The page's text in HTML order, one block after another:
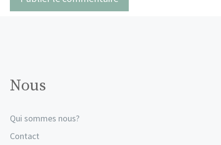
Nous
Qui sommes nous?
Contact